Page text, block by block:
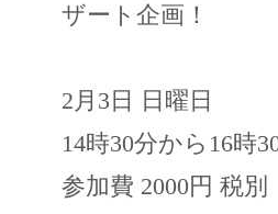
ザート企画！
2月3日 日曜日
14時30分から16時
参加費 2000円 税別